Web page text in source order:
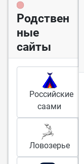
Родствен
ные
сайты
Российские
саами
Ловозерье